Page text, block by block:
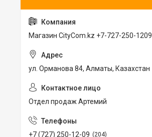
Магазин CityCom.kz +7-727-250-1209
ул. Орманова 84, Алматы, Казахстан
Отдел продаж Артемий
+7 (727) 250-12-09 204